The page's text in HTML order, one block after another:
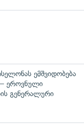
ემშვიდობება
ეროვნული
გენერალური